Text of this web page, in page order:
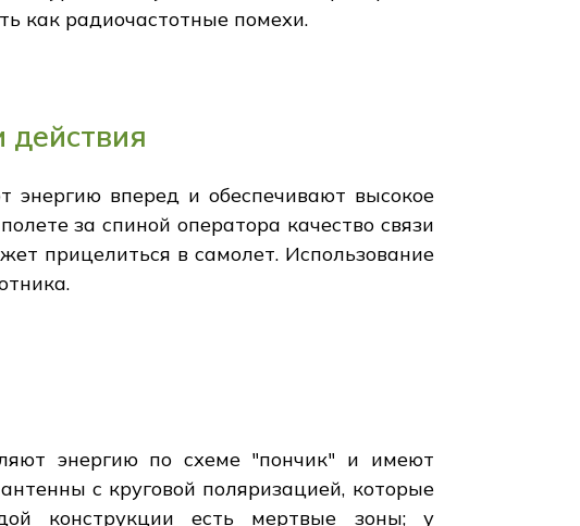
как радиочастотные помехи.
вперед и обеспечивают высокое
за спиной оператора качество связи
прицелиться в самолет. Использование
энергию по схеме "пончик" и имеют
с круговой поляризацией, которые
конструкции есть мертвые зоны; у